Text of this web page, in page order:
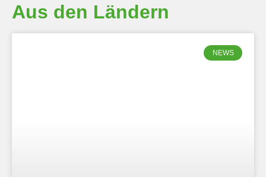
Aus den Ländern
NEWS